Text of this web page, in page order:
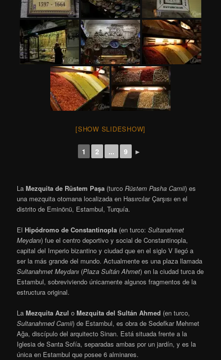
[SHOW SLIDESHOW]
1 2 ... 9 ►
LaMezquita de Rüstem Paşa (turcoRüstem Pasha Camii) es
una mezquita otomana localizada en Hasırcılar Çarşısı en el
distrito de Eminönü, Estambul, Turquía.
El Hipódromo de Constantinopla (en turco:Sultanahmet
Meydanı) fue el centro deportivo y social de Constantinopla,
capital del Imperio bizantino y ciudad que en el siglo V llegó a
ser la más grande del mundo. Actualmente es una plaza llamada
Sultanahmet Meydanı (Plaza Sultán Ahmet) en la ciudad turca de
Estambul, sobreviviendo únicamente algunos fragmentos de la
estructura original.
LaMezquita Azul oMezquita del Sultán Ahmed (en turco,
Sultanahmed Camii) de Estambul, es obra de Sedefkar Mehmet
Ağa, discípulo del arquitecto Sinan. Está situada frente a la
Iglesia de Santa Sofía, separadas ambas por un jardín, y es la
única en Estambul que posee 6 alminares.